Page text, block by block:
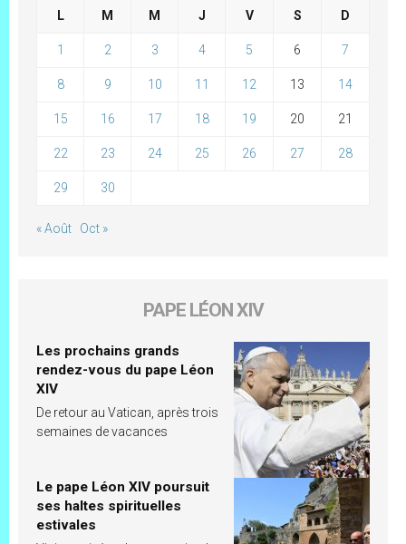
L M M J V S D
1 2 3 4 5 6 7
8 9 10 11 12 13 14
15 16 17 18 19 20 21
22 23 24 25 26 27 28
29 30
« Août Oct »
PAPE LÉON XIV
Les prochains grands
rendez-vous du pape Léon
XIV
De retour au Vatican, après trois
semaines de vacances
Le pape Léon XIV poursuit
ses haltes spirituelles
estivales